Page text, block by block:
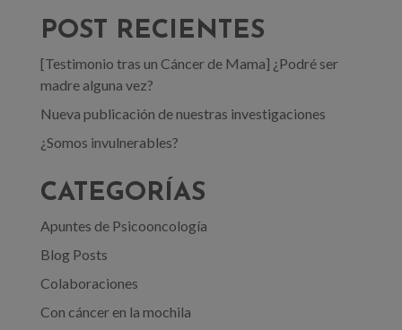
POST RECIENTES
[Testimonio tras un Cáncer de Mama] ¿Podré ser
madre alguna vez?
Nueva publicación de nuestras investigaciones
¿Somos invulnerables?
CATEGORÍAS
Apuntes de Psicooncología
Blog Posts
Colaboraciones
Con cáncer en la mochila